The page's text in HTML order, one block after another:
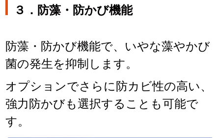
３． 防藻・防かび機能
防藻・防かび機能で、いやな藻やかび
菌の発生を抑制します。
オプションでさらに防カビ性の高い、
強力防かびも選択することも可能で
す。